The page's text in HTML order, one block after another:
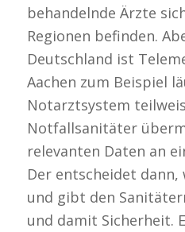
behandelnde Ärzte
Regionen befinden.
Deutschland ist
Aachen zum Beispiel
Notarztsystem
Notfallsanitäter
relevanten Daten an
Der entscheidet
und gibt den
und damit Sicherheit.